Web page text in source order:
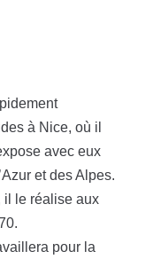
à Nice, où il
avec eux
et des Alpes.
il le réalise aux
pour la